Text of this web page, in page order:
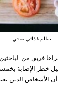
نظام غذائي صحي
فريق من الباحثين
خطر الإصابة
الأشخاص الذين